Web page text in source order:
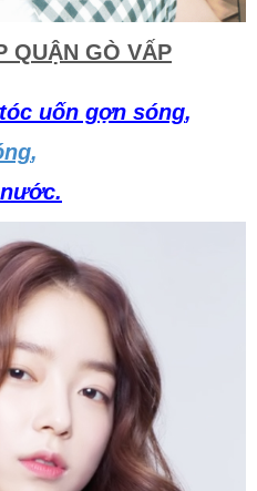
QUẬN GÒ VẤP
uốn gợn sóng,
,